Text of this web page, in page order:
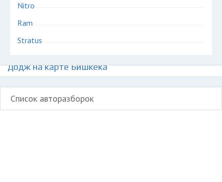
Nitro
Ram
Stratus
Додж на карте Бишкека
Список авторазборок